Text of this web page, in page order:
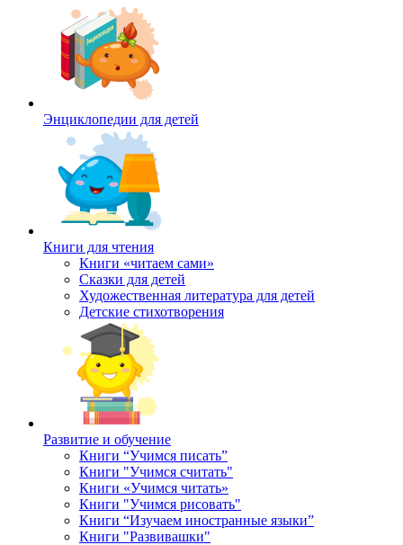
Энциклопедии для детей
Книги для чтения
Книги «читаем сами»
Сказки для детей
Художественная литература для детей
Детские стихотворения
Развитие и обучение
Книги “Учимся писать”
Книги "Учимся считать"
Книги «Учимся читать»
Книги "Учимся рисовать"
Книги “Изучаем иностранные языки”
Книги "Развивашки"